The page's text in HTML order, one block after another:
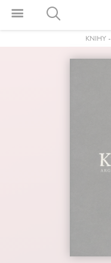
KNIHY-